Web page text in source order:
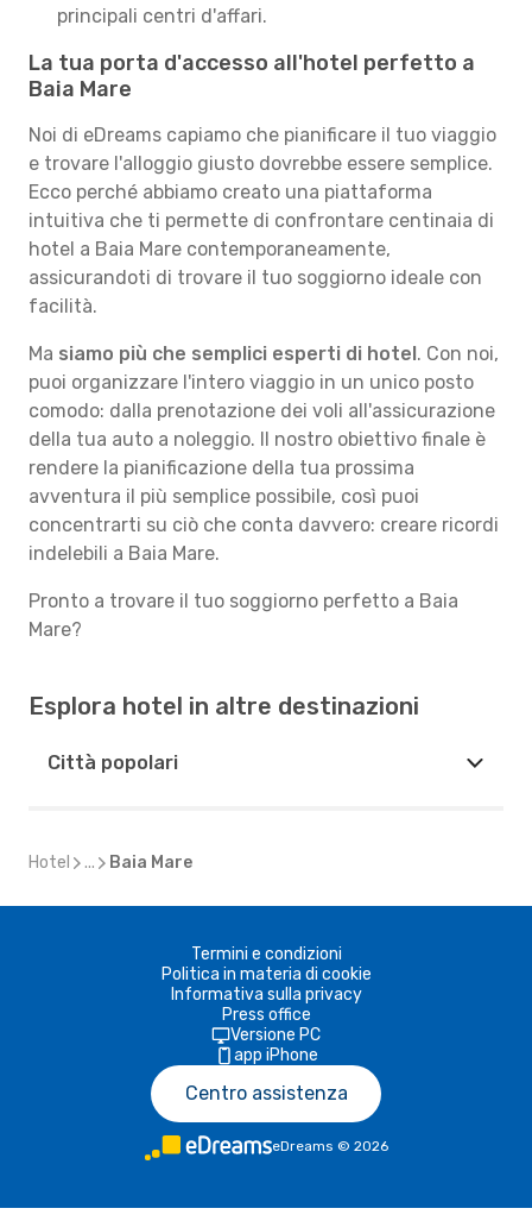
principali centri d'affari.
La tua porta d'accesso all'hotel perfetto a
Baia Mare
Noi di eDreams capiamo che pianificare il tuo viaggio
e trovare l'alloggio giusto dovrebbe essere semplice.
Ecco perché abbiamo creato una piattaforma
intuitiva che ti permette di confrontare centinaia di
hotel a Baia Mare contemporaneamente,
assicurandoti di trovare il tuo soggiorno ideale con
facilità.
Ma siamo più che semplici esperti di hotel. Con noi,
puoi organizzare l'intero viaggio in un unico posto
comodo: dalla prenotazione dei voli all'assicurazione
della tua auto a noleggio. Il nostro obiettivo finale è
rendere la pianificazione della tua prossima
avventura il più semplice possibile, così puoi
concentrarti su ciò che conta davvero: creare ricordi
indelebili a Baia Mare.
Pronto a trovare il tuo soggiorno perfetto a Baia
Mare?
Esplora hotel in altre destinazioni
Città popolari
Hotel ... Baia Mare
Termini e condizioni
Politica in materia di cookie
Informativa sulla privacy
Press office
Versione PC
app iPhone
Centro assistenza
eDreams © 2026